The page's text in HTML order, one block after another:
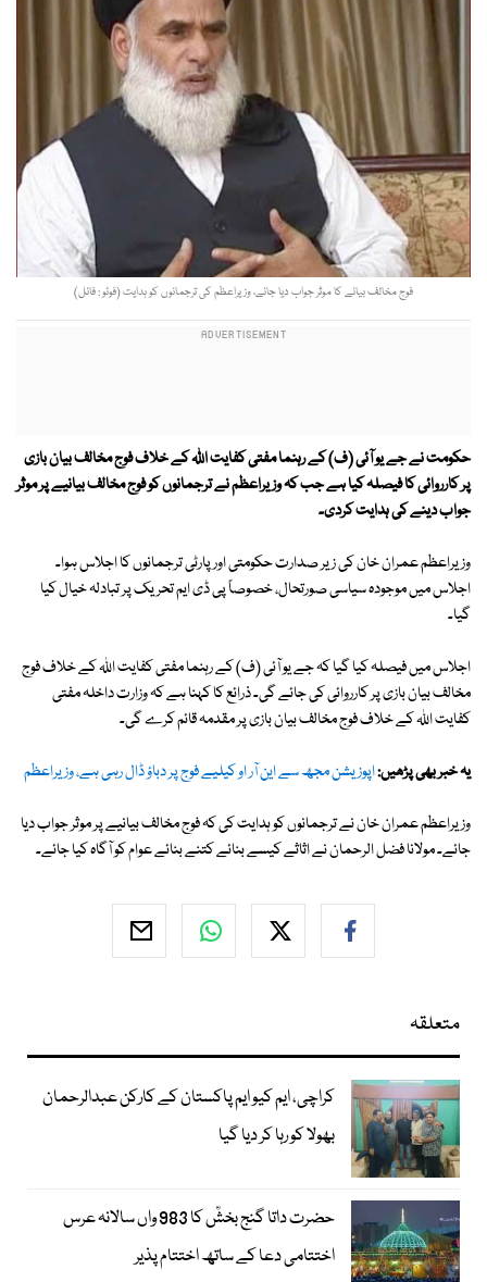
فوج مخالف بیانے کا موثر جواب دیا جائے، وزیراعظم کی ترجمانوں کو ہدایت (فوٹو : فائل)
حکومت نے جے یو آئی (ف) کے رہنما مفتی کفایت اللہ کے خلاف فوج مخالف بیان بازی
پر کارروائی کا فیصلہ کیا ہے جب کہ وزیراعظم نے ترجمانوں کو فوج مخالف بیانیے پر موثر
جواب دینے کی ہدایت کردی۔
وزیراعظم عمران خان کی زیر صدارت حکومتی اور پارٹی ترجمانوں کا اجلاس ہوا۔
اجلاس میں موجودہ سیاسی صورتحال، خصوصاً پی ڈی ایم تحریک پر تبادلہ خیال کیا
گیا۔
اجلاس میں فیصلہ کیا گیا کہ جے یو آئی (ف) کے رہنما مفتی کفایت اللہ کے خلاف فوج
مخالف بیان بازی پر کارروائی کی جائے گی۔ ذرائع کا کہنا ہے کہ وزارت داخلہ مفتی
کفایت اللہ کے خلاف فوج مخالف بیان بازی پر مقدمہ قائم کرے گی۔
یہ خبر بھی پڑھیں:اپوزیشن مجھ سے این آر او کیلیے فوج پر دباؤ ڈال رہی ہے، وزیراعظم
وزیراعظم عمران خان نے ترجمانوں کو ہدایت کی کہ فوج مخالف بیانیے پر موثر جواب دیا
جائے۔ مولانا فضل الرحمان نے اثاثے کیسے بنائے کتنے بنائے عوام کو آگاہ کیا جائے۔
متعلقہ
کراچی، ایم کیو ایم پاکستان کے کارکن عبدالرحمان
بھولا کو رہا کر دیا گیا
حضرت داتا گنج بخشؒ کا 983 واں سالانہ عرس
اختتامی دعا کے ساتھ اختتام پذیر